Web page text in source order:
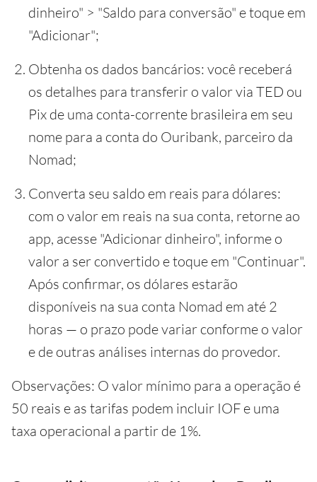
dinheiro" > "Saldo para conversão" e toque em
"Adicionar";
Obtenha os dados bancários: você receberá
os detalhes para transferir o valor via TED ou
Pix de uma conta-corrente brasileira em seu
nome para a conta do Ouribank, parceiro da
Nomad;
Converta seu saldo em reais para dólares:
com o valor em reais na sua conta, retorne ao
app, acesse "Adicionar dinheiro", informe o
valor a ser convertido e toque em "Continuar".
Após confirmar, os dólares estarão
disponíveis na sua conta Nomad em até 2
horas — o prazo pode variar conforme o valor
e de outras análises internas do provedor.
Observações: O valor mínimo para a operação é
50 reais e as tarifas podem incluir IOF e uma
taxa operacional a partir de 1%.